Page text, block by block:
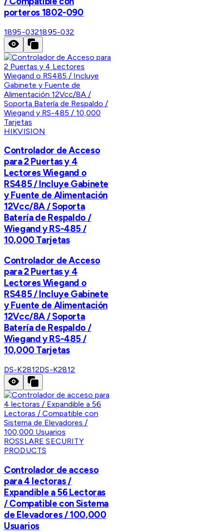
porteros 1802-090
1895-0321895-032
HIKVISION
Controlador de Acceso
para 2 Puertas y 4
Lectores Wiegand o
RS485 / Incluye Gabinete
y Fuente de Alimentación
12Vcc/8A / Soporta
Batería de Respaldo /
Wiegand y RS-485 /
10,000 Tarjetas
Controlador de Acceso
para 2 Puertas y 4
Lectores Wiegand o
RS485 / Incluye Gabinete
y Fuente de Alimentación
12Vcc/8A / Soporta
Batería de Respaldo /
Wiegand y RS-485 /
10,000 Tarjetas
DS-K2812DS-K2812
ROSSLARE SECURITY
PRODUCTS
Controlador de acceso
para 4 lectoras /
Expandible a 56 Lectoras
/ Compatible con Sistema
de Elevadores / 100,000
Usuarios